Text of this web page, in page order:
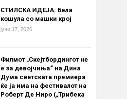
СТИЛСКА ИДЕЈА: Бела
кошула со машки крој
јуни 17, 2026
Филмот „Скејтбордингот не
е за девојчиња“ на Дина
Дума светската премиера
ќе ја има на фестивалот на
Роберт Де Ниро („Трибека